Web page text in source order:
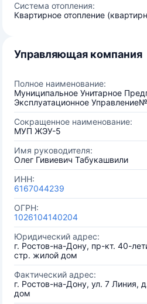
Система отопления:
Квартирное отопление
Управляющая компания
Полное наименование:
Муниципальное Унитарное
Эксплуатационное
Сокращенное наименование:
МУП ЖЭУ-5
Имя руководителя:
Олег Гивиевич Табукашвили
ИНН:
6167044239
ОГРН:
1026104140204
Юридический адрес:
г. Ростов-на-Дону, пр-кт. 40-
стр. жилой дом
Фактический адрес:
г. Ростов-на-Дону, ул. 7 Линия,
дом